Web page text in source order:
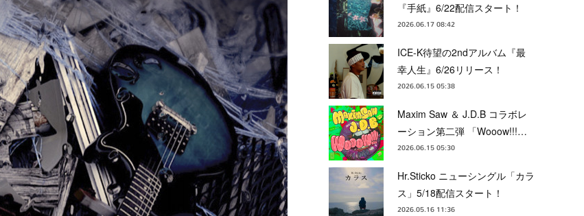
『手紙』6/22配信スタート！
2026.06.17 08:42
ICE-K待望の2ndアルバム『最
幸人生』6/26リリース！
2026.06.15 05:38
Maxim Saw ＆ J.D.B コラボレ
ーション第二弾 「Wooow!!!…
2026.06.15 05:30
Hr.Sticko ニューシングル「カラ
ス」5/18配信スタート！
2026.05.16 11:36